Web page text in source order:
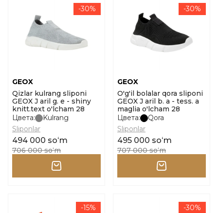
-30%
GEOX
Qizlar kulrang sliponi
GEOX J aril g. e - shiny
knitt.text o'lcham 28
Цвета:
Kulrang
Sliponlar
494 000 soʻm
706 000 soʻm
-30%
GEOX
O'g'il bolalar qora sliponi
GEOX J aril b. a - tess. a
maglia o'lcham 28
Цвета:
Qora
Sliponlar
495 000 soʻm
707 000 soʻm
-15% -30%